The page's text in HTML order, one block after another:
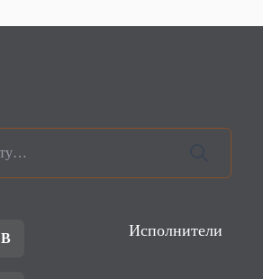
B Исполнители